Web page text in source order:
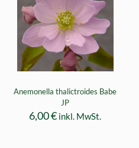
Anemonella thalictroides Babe
JP
6,00€ inkl. MwSt.